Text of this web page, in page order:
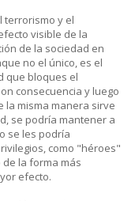
terrorismo y el
visible de la
de la sociedad en
no el único, es el
que bloques el
consecuencia y luego
la misma manera sirve
se podría mantener a
se les podría
como "héroes"
la forma más
efecto.